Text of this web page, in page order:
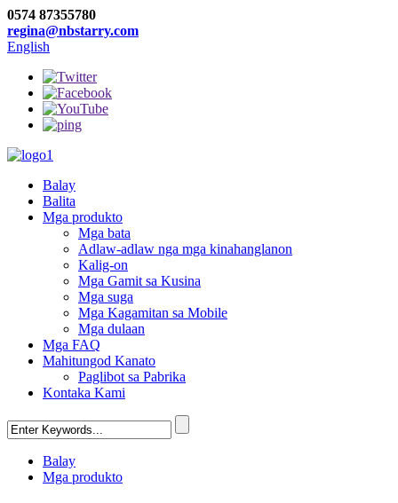
0574 87355780
regina@nbstarry.com
English
Balay
Balita
Mga produkto
Mga bata
Adlaw-adlaw nga mga kinahanglanon
Kalig-on
Mga Gamit sa Kusina
Mga suga
Mga Kagamitan sa Mobile
Mga dulaan
Mga FAQ
Mahitungod Kanato
Paglibot sa Pabrika
Kontaka Kami
Balay
Mga produkto